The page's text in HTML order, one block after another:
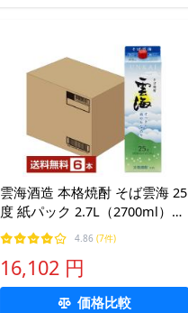
雲海酒造 本格焼酎 そば雲海 25
度 紙パック 2.7L（2700ml）6
本 1ケース 蕎麦焼酎 宮崎
4.86 (7件)
16,102 円
価格比較